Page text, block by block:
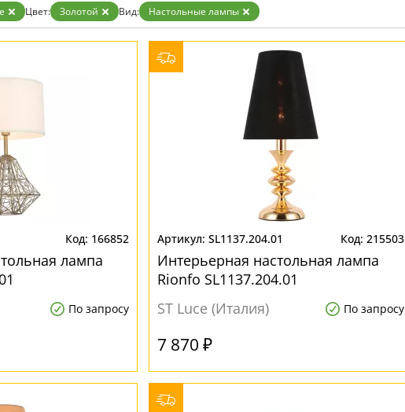
Золото
Прозрачные
Хром
Бренд
Цвет: Золотой Вид: Настольные лампы
166852
лампа
По запросу
SL1137.204.01 215503
Интерьерная настольная лампа
Rionfo SL1137.204.01
ST Luce (Италия)
По запросу
7 870 ₽